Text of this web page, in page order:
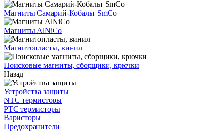
Магниты Самарий-Кобальт SmCo
Магниты AlNiCo
Магнитопласты, винил
Поисковые магниты, сборщики, крючки
Назад
Устройства защиты
NTC термисторы
PTC термисторы
Варисторы
Предохранители